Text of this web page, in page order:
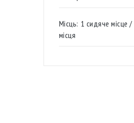
Місць: 1 сидяче місце
місця